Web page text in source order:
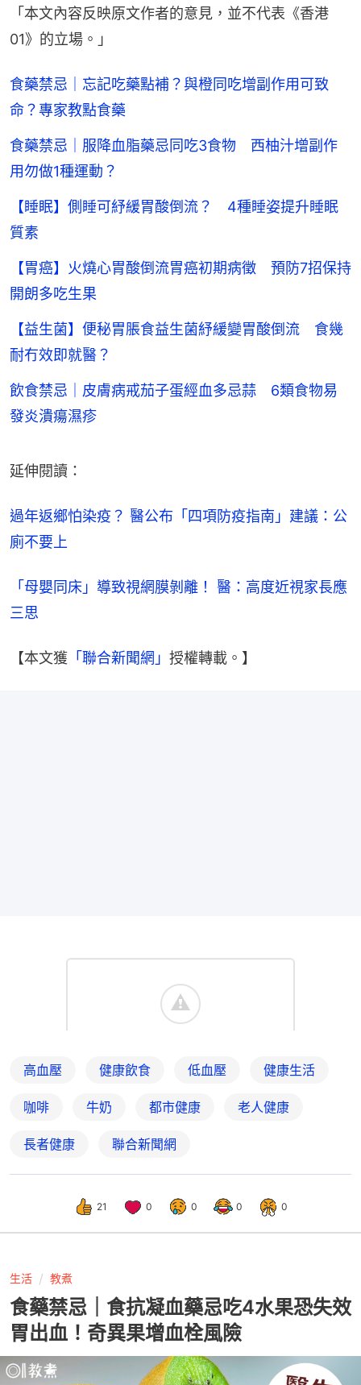
「本文內容反映原文作者的意見，並不代表《香港
01》的立場。」
食藥禁忌｜忘記吃藥點補？與橙同吃增副作用可致
命？專家教點食藥
食藥禁忌｜服降血脂藥忌同吃3食物 西柚汁增副作
用勿做1種運動？
【睡眠】側睡可紓緩胃酸倒流？ 4種睡姿提升睡眠
質素
【胃癌】火燒心胃酸倒流胃癌初期病徵 預防7招保持
開朗多吃生果
【益生菌】便秘胃脹食益生菌紓緩變胃酸倒流 食幾
耐冇效即就醫？
飲食禁忌｜皮膚病戒茄子蛋經血多忌蒜 6類食物易
發炎潰瘍濕疹
延伸閱讀：
過年返鄉怕染疫？ 醫公布「四項防疫指南」建議：公
廁不要上
「母嬰同床」導致視網膜剝離！ 醫：高度近視家長應
三思
【本文獲 「聯合新聞網」 授權轉載。】
高血壓 健康飲食 低血壓 健康生活
咖啡 牛奶 都市健康 老人健康
長者健康 聯合新聞網
21 0 0 0 0
生活 教煮
食藥禁忌｜食抗凝血藥忌吃4水果恐失效
胃出血！奇異果增血栓風險